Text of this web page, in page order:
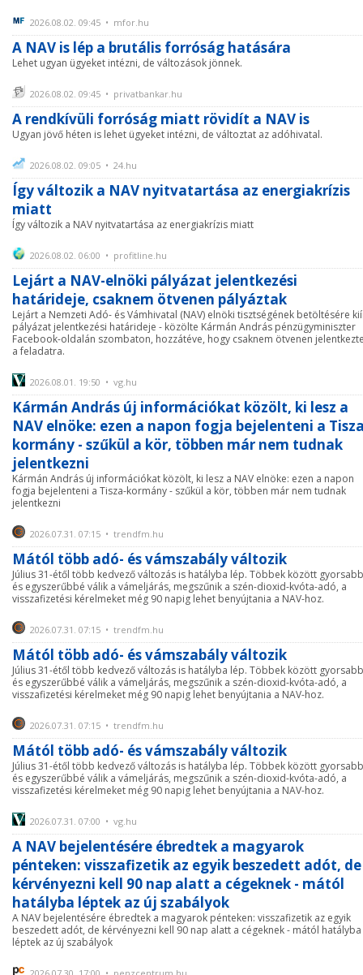
2026.08.02. 09:45 • mfor.hu
A NAV is lép a brutális forróság hatására
Lehet ugyan ügyeket intézni, de változások jönnek.
2026.08.02. 09:45 • privatbankar.hu
A rendkívüli forróság miatt rövidít a NAV is
Ugyan jövő héten is lehet ügyeket intézni, de változtat az adóhivatal.
2026.08.02. 09:05 • 24.hu
Így változik a NAV nyitvatartása az energiakrízis
miatt
Így változik a NAV nyitvatartása az energiakrízis miatt
2026.08.02. 06:00 • profitline.hu
Lejárt a NAV-elnöki pályázat jelentkezési
határideje, csaknem ötvenen pályáztak
Lejárt a Nemzeti Adó- és Vámhivatal (NAV) elnöki tisztségének betöltésére
pályázat jelentkezési határideje - közölte Kármán András pénzügyminiszter
Facebook-oldalán szombaton, hozzátéve, hogy csaknem ötvenen
a feladatra.
2026.08.01. 19:50 • vg.hu
Kármán András új információkat közölt, ki lesz a
NAV elnöke: ezen a napon fogja bejelenteni a
kormány - szűkül a kör, többen már nem tudnak
jelentkezni
Kármán András új információkat közölt, ki lesz a NAV elnöke: ezen a napon
fogja bejelenteni a Tisza-kormány - szűkül a kör, többen már nem tudnak
jelentkezni
2026.07.31. 07:15 • trendfm.hu
Mától több adó- és vámszabály változik
Július 31-étől több kedvező változás is hatályba lép. Többek között
és egyszerűbbé válik a vámeljárás, megszűnik a szén-dioxid-kvóta-adó, a
visszafizetési kérelmeket még 90 napig lehet benyújtania a NAV-hoz.
2026.07.31. 07:15 • trendfm.hu
Mától több adó- és vámszabály változik
Július 31-étől több kedvező változás is hatályba lép. Többek között
és egyszerűbbé válik a vámeljárás, megszűnik a szén-dioxid-kvóta-adó, a
visszafizetési kérelmeket még 90 napig lehet benyújtania a NAV-hoz.
2026.07.31. 07:15 • trendfm.hu
Mától több adó- és vámszabály változik
Július 31-étől több kedvező változás is hatályba lép. Többek között
és egyszerűbbé válik a vámeljárás, megszűnik a szén-dioxid-kvóta-adó, a
visszafizetési kérelmeket még 90 napig lehet benyújtania a NAV-hoz.
2026.07.31. 07:00 • vg.hu
A NAV bejelentésére ébredtek a magyarok
pénteken: visszafizetik az egyik beszedett adót, de
kérvényezni kell 90 nap alatt a cégeknek - mától
hatályba léptek az új szabályok
A NAV bejelentésére ébredtek a magyarok pénteken: visszafizetik az egyik
beszedett adót, de kérvényezni kell 90 nap alatt a cégeknek - mától hatályba
léptek az új szabályok